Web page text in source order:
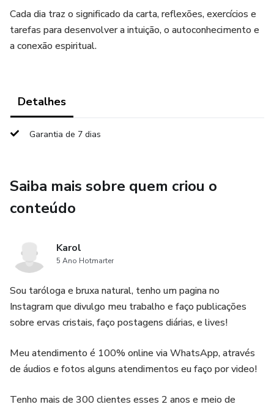
Cada dia traz o significado da carta, reflexões, exercícios e
tarefas para desenvolver a intuição, o autoconhecimento e
a conexão espiritual.
Detalhes
Garantia de 7 dias
Saiba mais sobre quem criou o
conteúdo
Karol
5 Ano Hotmarter
Sou taróloga e bruxa natural, tenho um pagina no
Instagram que divulgo meu trabalho e faço publicações
sobre ervas cristais, faço postagens diárias, e lives!
Meu atendimento é 100% online via WhatsApp, através
de áudios e fotos alguns atendimentos eu faço por video!
Tenho mais de 300 clientes esses 2 anos e meio de